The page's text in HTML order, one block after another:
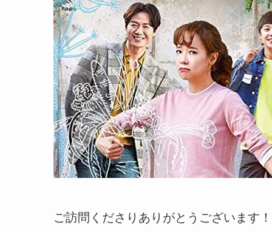
ご訪問くださりありがとうございます！